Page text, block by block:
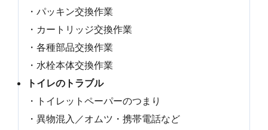
・パッキン交換作業
・カートリッジ交換作業
・各種部品交換作業
・水栓本体交換作業
トイレのトラブル
・トイレットペーパーのつまり
・異物混入／オムツ・携帯電話など